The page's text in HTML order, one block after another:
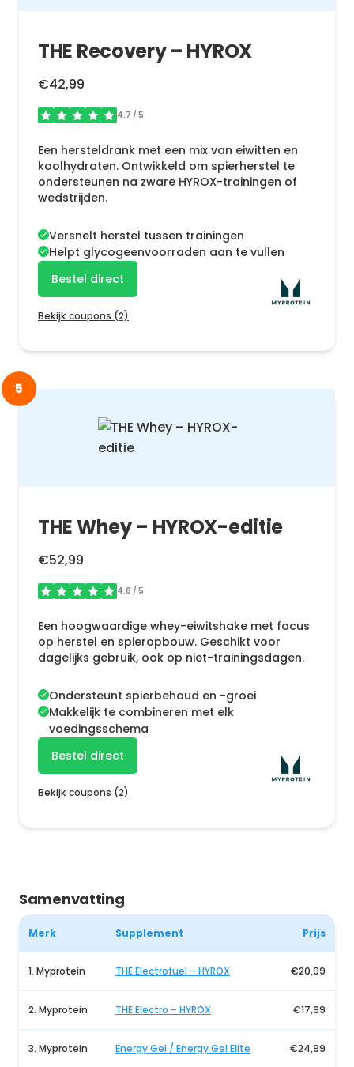
THE Recovery – HYROX
€42,99
4.7 / 5
Een hersteldrank met een mix van eiwitten en
koolhydraten. Ontwikkeld om spierherstel te
ondersteunen na zware HYROX-trainingen of
wedstrijden.
Versnelt herstel tussen trainingen
Helpt glycogeenvoorraden aan te vullen
Bestel direct
Bekijk coupons (2)
5
THE Whey – HYROX-editie
€52,99
4.6 / 5
Een hoogwaardige whey-eiwitshake met focus
op herstel en spieropbouw. Geschikt voor
dagelijks gebruik, ook op niet-trainingsdagen.
Ondersteunt spierbehoud en -groei
Makkelijk te combineren met elk
voedingsschema
Bestel direct
Bekijk coupons (2)
Samenvatting
Merk Supplement Prijs
1. Myprotein THE Electrofuel – HYROX €20,99
2. Myprotein THE Electro – HYROX €17,99
3. Myprotein Energy Gel / Energy Gel Elite €24,99